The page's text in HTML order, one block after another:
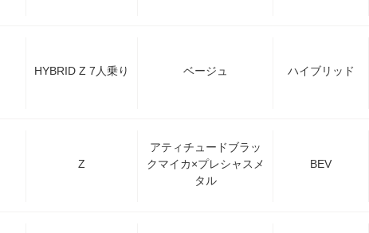
HYBRID Z 7人乗り ベージュ ハイブリッド
Z
アティチュードブラッ
クマイカ×プレシャスメ
タル
BEV